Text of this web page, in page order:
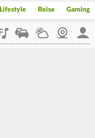
Lifestyle Reise Gaming
StaupilotWetterWebcam